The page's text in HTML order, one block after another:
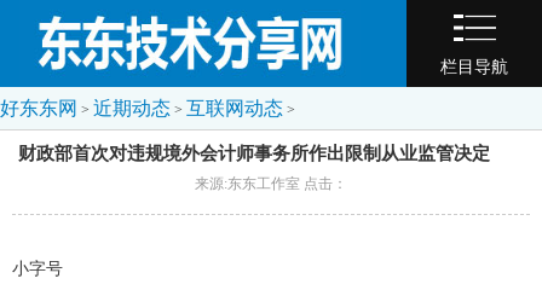
栏目导航
好东东网 > 近期动态 > 互联网动态 >
财政部首次对违规境外会计师事务所作出限制从业监管决定
来源:东东工作室 点击：
小字号